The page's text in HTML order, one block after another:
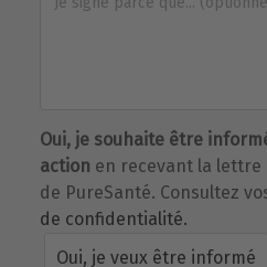
Oui, je souhaite être
action en recevant la
de PureSanté. Consultez
de confidentialité.
Oui, je veux être informé